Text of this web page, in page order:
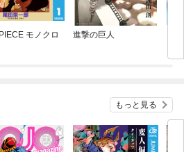
モノクロ
進撃の巨人
もっと見る